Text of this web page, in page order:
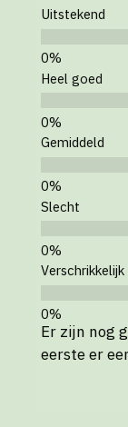
Uitstekend
Heel goed
Gemiddeld
Slecht
Verschrikkelijk
Er zijn nog
eerste er